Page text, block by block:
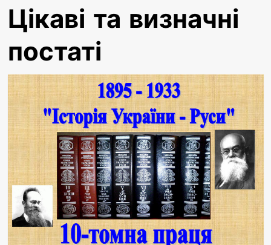
Цікаві та визначні
постаті